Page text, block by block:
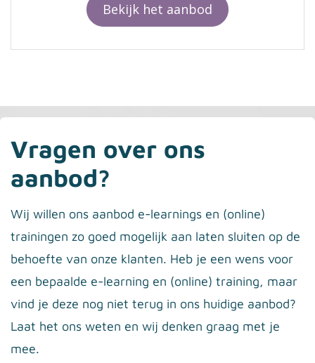
Bekijk het aanbod
Vragen over ons
aanbod?
Wij willen ons aanbod e-learnings en (online)
trainingen zo goed mogelijk aan laten sluiten op de
behoefte van onze klanten. Heb je een wens voor
een bepaalde e-learning en (online) training, maar
vind je deze nog niet terug in ons huidige aanbod?
Laat het ons weten en wij denken graag met je
mee.